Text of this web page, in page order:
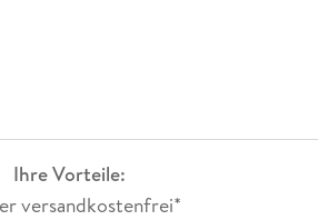
Ihre Vorteile:
versandkostenfrei*